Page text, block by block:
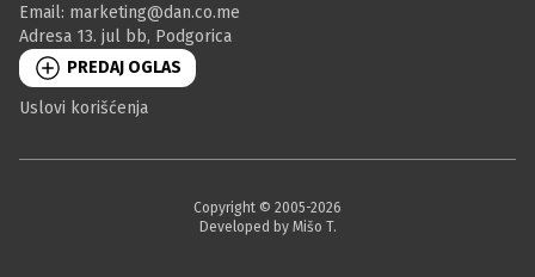
Email: marketing@dan.co.me
Adresa 13. jul bb, Podgorica
PREDAJ OGLAS
Uslovi korišćenja
Copyright © 2005-2026
Developed by Mišo T.